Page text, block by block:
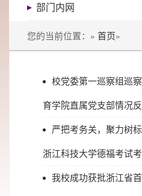
部门内网
您的当前位置：» 首页»
校党委第一巡察组巡
育学院直属党支部情况
严把考务关，聚力树
浙江科技大学德福考试
我校成功获批浙江省